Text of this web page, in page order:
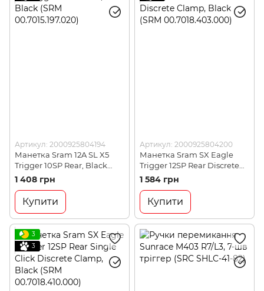
Артикул: 2000925804194
Манетка Sram 12A SL X5
Trigger 10SP Rear, Black
(SRM 00.7015.197.020)
1 408 грн
Купити
Артикул: 2000925804200
Манетка Sram SX Eagle
Trigger 12SP Rear Discrete
Clamp, Black (SRM
00.7018.403.000)
1 584 грн
Купити
3
3